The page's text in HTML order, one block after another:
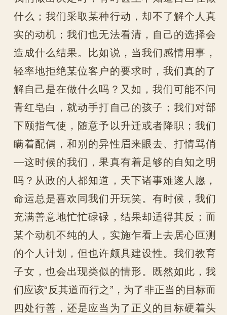
什么；我们采取某种行动，却不了解个人真
实的动机；我们也无法看清，自己的选择会
造成什么结果。比如说，当我们感情用事，
轻率地拒绝某位客户的要求时，我们真的了
解自己是在做什么吗？又如，我们可能不问
青红皂白，就动手打自己的孩子；我们对部
下颐指气使，随意予以升迁或者降职；我们
瞒着配偶，和别的异性眉来眼去、打情骂俏
—这时候的我们，果真有着足够的自知之明
吗？从政的人都知道，天下诸事难遂人愿，
命运总是喜欢同我们开玩笑。有时候，我们
充满善意地忙忙碌碌，结果却适得其反；而
某个动机不纯的人，实施乍看上去居心叵测
的个人计划，但也许颇具建设性。我们教育
子女，也会出现类似的情形。既然如此，我
们应该“反其道而行之”，为了非正当的目标而
四处行善，还是应当为了正义的目标硬着头